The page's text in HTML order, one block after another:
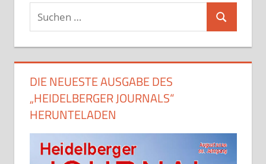
Suchen
nach:
Suchen
DIE NEUESTE AUSGABE DES
„HEIDELBERGER JOURNALS“
HERUNTELADEN